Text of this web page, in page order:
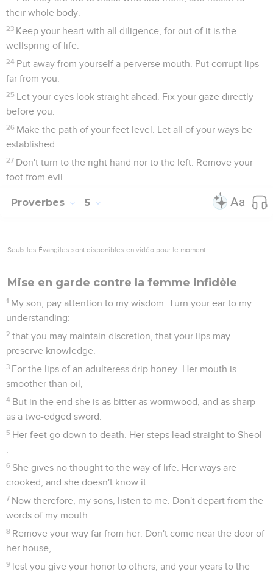
their whole body.
23 Keep your heart with all diligence, for out of it is the
wellspring of life.
24 Put away from yourself a perverse mouth. Put corrupt lips
far from you.
25 Let your eyes look straight ahead. Fix your gaze directly
before you.
26 Make the path of your feet level. Let all of your ways be
established.
27 Don't turn to the right hand nor to the left. Remove your
foot from evil.
Proverbes 5
Seuls les Évangiles sont disponibles en vidéo pour le moment.
Mise en garde contre la femme infidèle
1 My son, pay attention to my wisdom. Turn your ear to my
understanding:
2 that you may maintain discretion, that your lips may
preserve knowledge.
3 For the lips of an adulteress drip honey. Her mouth is
smoother than oil,
4 But in the end she is as bitter as wormwood, and as sharp
as a two-edged sword.
5 Her feet go down to death. Her steps lead straight to Sheol
6 She gives no thought to the way of life. Her ways are
crooked, and she doesn't know it.
7 Now therefore, my sons, listen to me. Don't depart from the
words of my mouth.
8 Remove your way far from her. Don't come near the door of
her house,
9 lest you give your honor to others, and your years to the